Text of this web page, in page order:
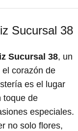
Sucursal 38
Sucursal 38, un
corazón de
es el lugar
toque de
especiales.
no solo flores,